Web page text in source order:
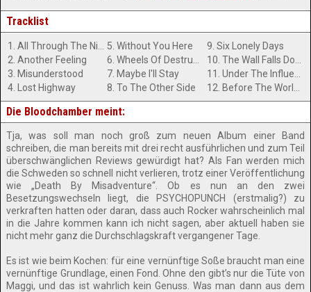
Tracklist
2. Another Feeling
3. Misunderstood
4. Lost Highway
5. Without You Here
7. Maybe I'll Stay
8. To The Other Side
9. Six Lonely Days
Die Bloodchamber meint:
Tja, was soll man noch groß zum neuen Album einer Band
schreiben, die man bereits mit drei recht ausführlichen und zum Teil
überschwänglichen Reviews gewürdigt hat? Als Fan werden mich
die Schweden so schnell nicht verlieren, trotz einer Veröffentlichung
wie „Death By Misadventure“. Ob es nun an den zwei
Besetzungswechseln liegt, die PSYCHOPUNCH (erstmalig?) zu
verkraften hatten oder daran, dass auch Rocker wahrscheinlich mal
in die Jahre kommen kann ich nicht sagen, aber aktuell haben sie
nicht mehr ganz die Durchschlagskraft vergangener Tage.
Es ist wie beim Kochen: für eine vernünftige Soße braucht man eine
vernünftige Grundlage, einen Fond. Ohne den gibt’s nur die Tüte von
Maggi, und das ist wahrlich kein Genuss. Was man dann aus dem